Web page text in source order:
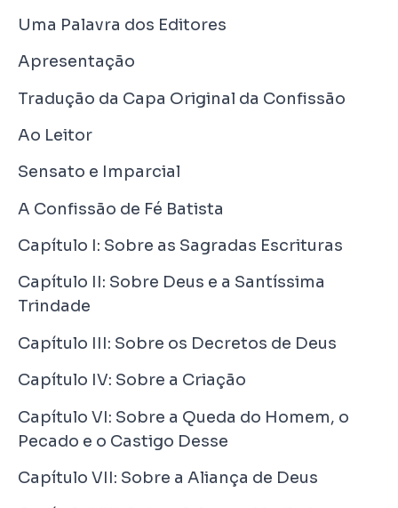
Uma Palavra dos Editores
Apresentação
Tradução da Capa Original da Confissão
Ao Leitor
Sensato e Imparcial
A Confissão de Fé Batista
Capítulo I: Sobre as Sagradas Escrituras
Capítulo II: Sobre Deus e a Santíssima
Trindade
Capítulo III: Sobre os Decretos de Deus
Capítulo IV: Sobre a Criação
Capítulo VI: Sobre a Queda do Homem, o
Pecado e o Castigo Desse
Capítulo VII: Sobre a Aliança de Deus